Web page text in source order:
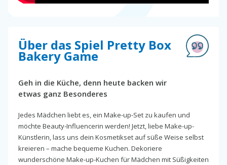
Über das Spiel Pretty Box
Bakery Game
Geh in die Küche, denn heute backen wir
etwas ganz Besonderes
Jedes Mädchen liebt es, ein Make-up-Set zu kaufen und
möchte Beauty-Influencerin werden! Jetzt, liebe Make-up-
Künstlerin, lass uns dein Kosmetikset auf süße Weise selbst
kreieren – mache bequeme Kuchen. Dekoriere
wunderschöne Make-up-Kuchen für Mädchen mit Süßigkeiten